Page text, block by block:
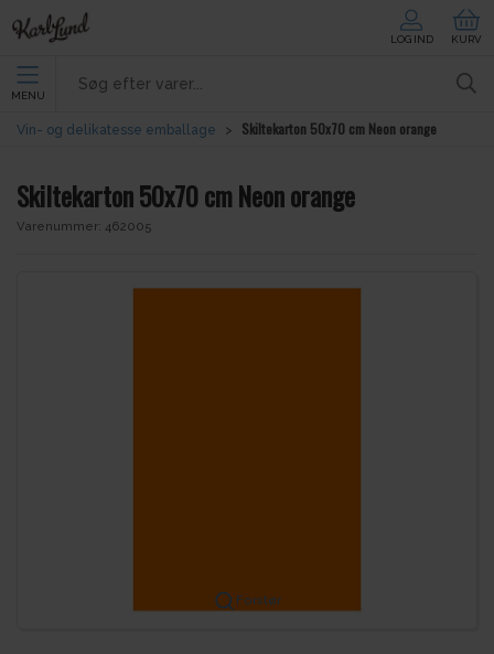
LOG IND KURV
MENU
Vin- og delikatesse emballage Skiltekarton 50x70 cm Neon orange
Skiltekarton 50x70 cm Neon orange
Varenummer: 462005
Forstør